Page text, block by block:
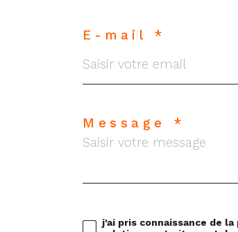
E-mail *
Message *
j'ai pris connaissance de